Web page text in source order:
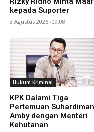
kepada Suporter
8 Agustus 2026 -09:08
Hukum Kriminal
KPK Dalami Tiga
Pertemuan Suhardiman
Amby dengan Menteri
Kehutanan